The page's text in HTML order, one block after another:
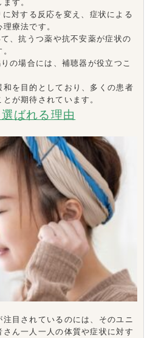
す。
対する反応を変え、症状による
療法です。
、抗うつ薬や抗不安薬が症状の
の場合には、補聴器が役立つこ
を目的としており、多くの患者
が期待されています。
ばれる理由
目されているのには、そのユニ
ん一人一人の体質や症状に対す